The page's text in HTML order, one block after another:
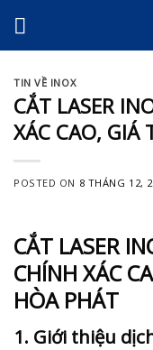
content
TIN VỀ INOX
CẮT LASER
XÁC CAO, GIÁ
POSTED ON 8 THÁNG 12,
CẮT LASER
CHÍNH XÁC
HÒA PHÁT
1. Giới thiệu